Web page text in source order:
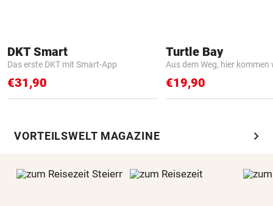
DKT Smart
Das erste DKT mit Smart-App
€31,90
Turtle Bay
Aus dem Weg, hier kommen
€19,90
VORTEILSWELT MAGAZINE chevron_right